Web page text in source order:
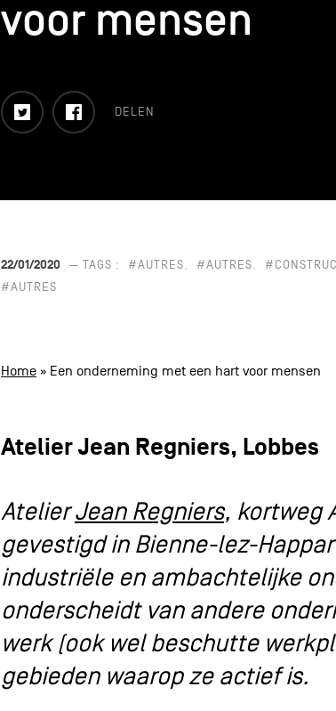
voor mensen
DELEN
Twitter Facebook
voor mensen
22/01/2020 — TAGS : #AUTRES #AUTRES
#AUTRES
Home» Een onderneming met een hart voor mensen
Atelier Jean Regniers, Lobbes
AtelierJean Regniers, kortweg
gevestigd in Bienne-lez-
industriële en ambachtelijke
onderscheidt van andere
werk (ook wel beschutte
gebieden waarop ze actief is.